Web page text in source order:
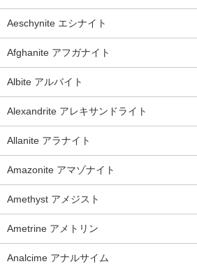
Aeschynite エシナイト
Afghanite アフガナイト
Albite アルバイト
Alexandrite アレキサンドライト
Allanite アラナイト
Amazonite アマゾナイト
Amethyst アメジスト
Ametrine アメトリン
Analcime アナルサイム